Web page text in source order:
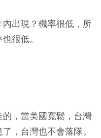
出現？機率很低，所
很低。
，當美國寬鬆，台灣
，台灣也不會落隊。